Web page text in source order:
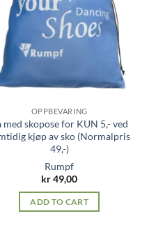
OPPBEVARING
med skopose for KUN 5,- ved
kjøp av sko (Normalpris
49,-)
Rumpf
kr49,00
ADD TO CART